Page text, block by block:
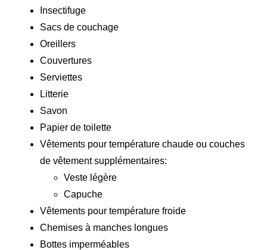
Insectifuge
Sacs de couchage
Oreillers
Couvertures
Serviettes
Litterie
Savon
Papier de toilette
Vêtements pour température chaude ou couches
de vêtement supplémentaires:
Veste légère
Capuche
Vêtements pour température froide
Chemises à manches longues
Bottes imperméables